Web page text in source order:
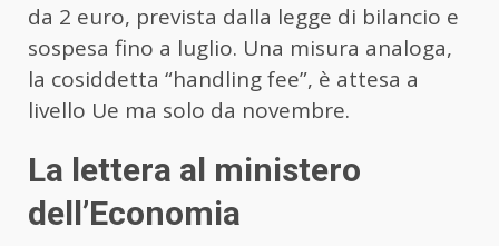
da 2 euro, prevista dalla legge di bilancio e
sospesa fino a luglio. Una misura analoga,
la cosiddetta “handling fee”, è attesa a
livello Ue ma solo da novembre.
La lettera al ministero
dell’Economia